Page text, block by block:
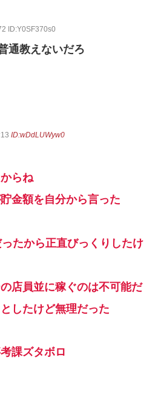
ID:Y0SF370s0
通教えないだろ
ID:wDdLUWyw0
らね
金額を自分から言った
たから正直びっくりしたけ
店員並に稼ぐのは不可能だ
したけど無理だった
課ズタボロ